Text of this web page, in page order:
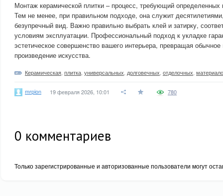
Монтаж керамической плитки – процесс, требующий определенных
Тем не менее, при правильном подходе, она служит
безупречный вид. Важно правильно выбрать клей и затирку,
условиям эксплуатации. Профессиональный подход к укладке
эстетическое совершенство вашего интерьера, превращая
произведение искусства.
Керамическая плитка универсальных долговечных отделочных
mrpion 19 февраля 2026, 10:01 780
0 комментариев
Только зарегистрированные и авторизованные пользователи могут